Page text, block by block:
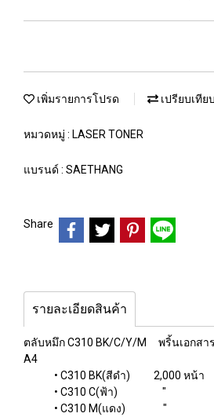
เพิ่มรายการโปรด เปรียบเทียบ
หมวดหมู่ : LASER TONER
แบรนด์ : SAETHANG
Share
รายละเอียดสินค้า
ตลับหมึก C310 BK/C/Y/M พริ้นเอกสา
A4
• C310 BK(สีดำ) 2,000 ห
• C310 C(ฟ้า) "
• C310 M(แดง) "